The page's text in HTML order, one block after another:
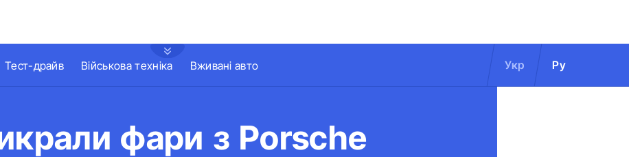
Тест-драйв Військова техніка Вживані авто Укр Ру
фари з Porsche